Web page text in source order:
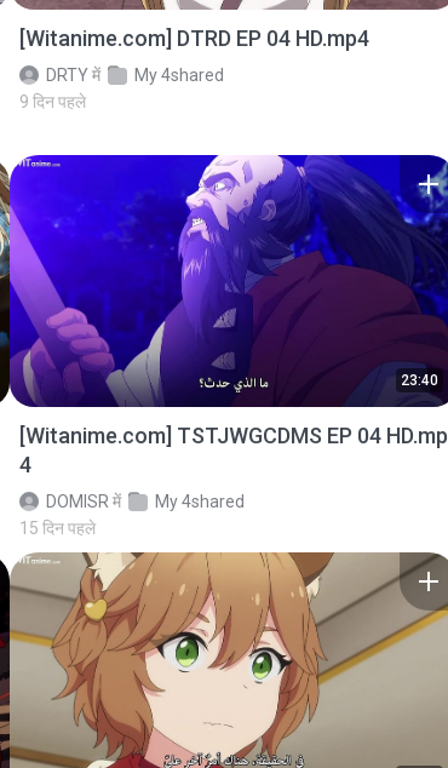
[Witanime.com] DTRD EP 04 HD.mp4
DRTYमें
My 4shared
9 दिन पहले
23:40
[Witanime.com] TSTJWGCDMS EP 04 HD.mp
4
DOMISR में
My 4shared
15 दिन पहले